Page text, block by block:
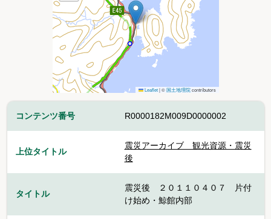
Leaflet |©国土地理院contributors
コンテンツ番号 R0000182M009D0000002
上位タイトル
震災アーカイブ 観光資源・震災
後
タイトル
震災後 ２０１１０４０７ 片付
け始め・鯨館内部